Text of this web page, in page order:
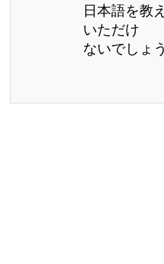
日本語を教
いただけ
ないでしょ